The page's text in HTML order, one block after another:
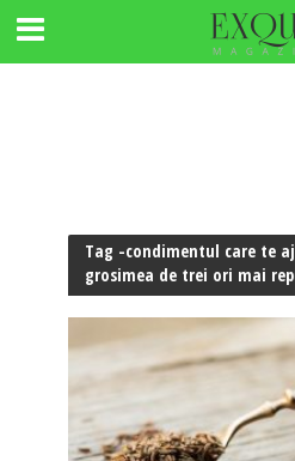
Tag -condimentul care te
grosimea de trei ori mai